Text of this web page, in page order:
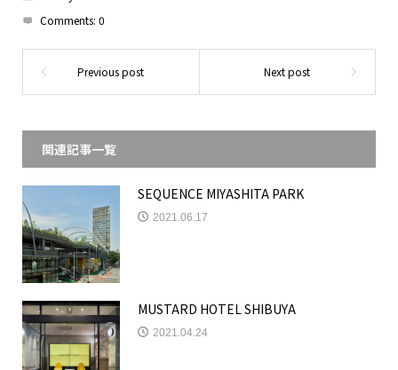
Comments: 0
関連記事一覧
SEQUENCE MIYASHITA PARK
2021.06.17
MUSTARD HOTEL SHIBUYA
2021.04.24